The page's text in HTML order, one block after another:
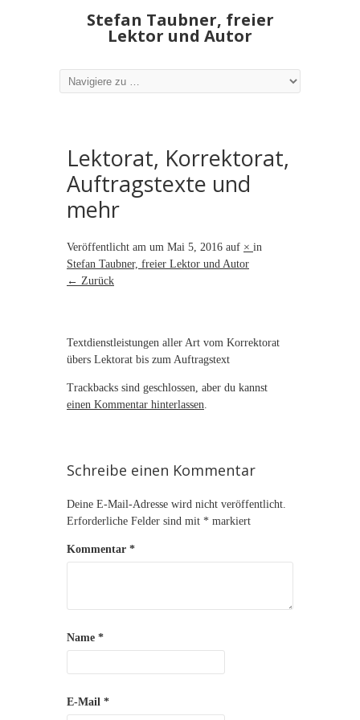
Stefan Taubner, freier
Lektor und Autor
Lektorat, Korrektorat,
Auftragstexte und
mehr
Veröffentlicht am um Mai 5, 2016 auf × in
Stefan Taubner, freier Lektor und Autor
← Zurück
Textdienstleistungen aller Art vom Korrektorat
übers Lektorat bis zum Auftragstext
Trackbacks sind geschlossen, aber du kannst
einen Kommentar hinterlassen.
Schreibe einen Kommentar
Deine E-Mail-Adresse wird nicht veröffentlicht.
Erforderliche Felder sind mit * markiert
Kommentar *
Name *
E-Mail *